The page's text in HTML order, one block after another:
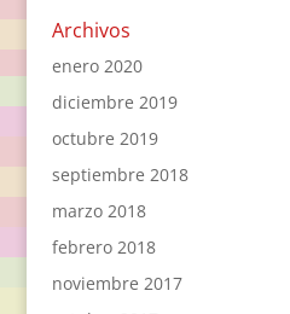
Archivos
enero 2020
diciembre 2019
octubre 2019
septiembre 2018
marzo 2018
febrero 2018
noviembre 2017